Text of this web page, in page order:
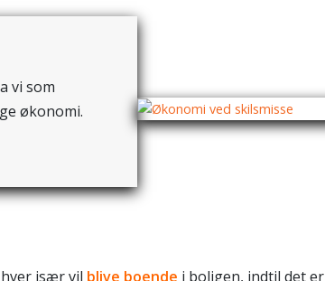
vi som
økonomi.
især vil blive boende i boligen, indtil det er